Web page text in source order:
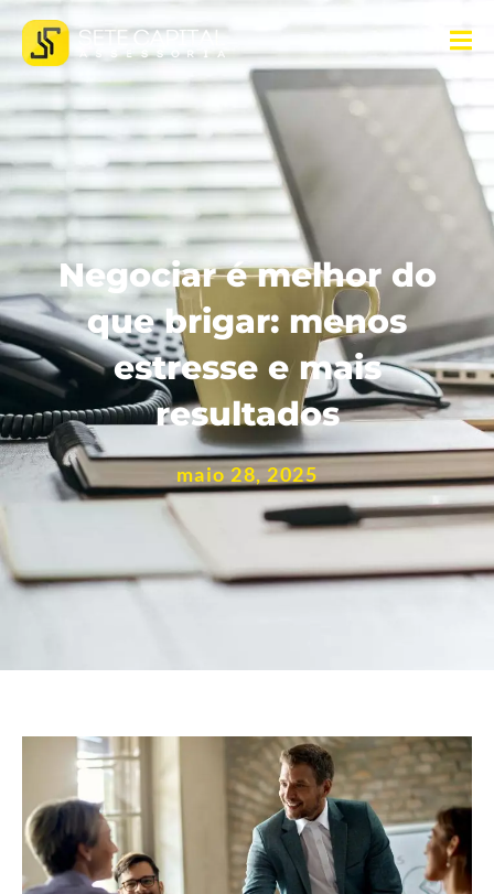
Negociar é melhor do
que brigar: menos
estresse e mais
resultados
maio 28, 2025